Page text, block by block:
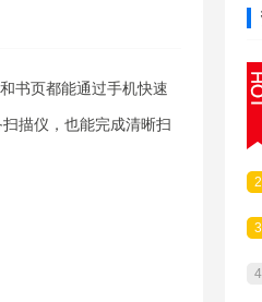
书页都能通过手机快速
描仪，也能完成清晰扫
2
3
4